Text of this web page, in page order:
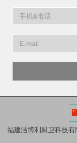
福建洁博利厨卫科技有